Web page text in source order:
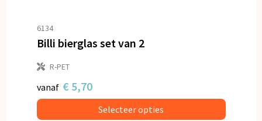
6134
Billi bierglas set van 2
R-PET
vanaf € 5,70
Selecteer opties